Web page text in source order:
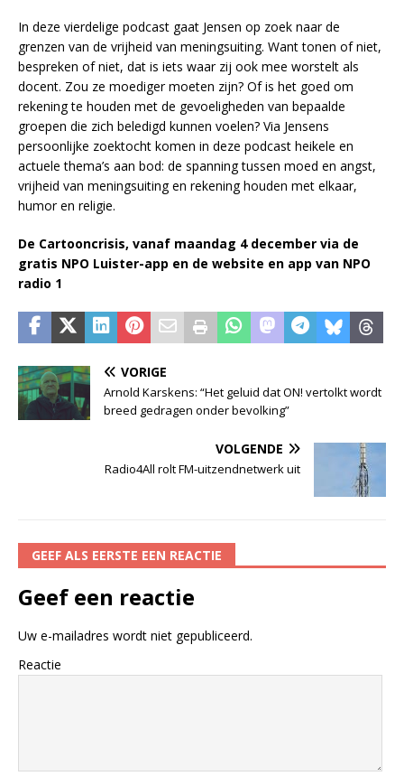
In deze vierdelige podcast gaat Jensen op zoek naar de
grenzen van de vrijheid van meningsuiting. Want tonen of niet,
bespreken of niet, dat is iets waar zij ook mee worstelt als
docent. Zou ze moediger moeten zijn? Of is het goed om
rekening te houden met de gevoeligheden van bepaalde
groepen die zich beledigd kunnen voelen? Via Jensens
persoonlijke zoektocht komen in deze podcast heikele en
actuele thema’s aan bod: de spanning tussen moed en angst,
vrijheid van meningsuiting en rekening houden met elkaar,
humor en religie.
De Cartooncrisis, vanaf maandag 4 december via de
gratis NPO Luister-app en de website en app van NPO
radio 1
VORIGE
Arnold Karskens: “Het geluid dat ON! vertolkt wordt
breed gedragen onder bevolking”
VOLGENDE
Radio4All rolt FM-uitzendnetwerk uit
GEEF ALS EERSTE EEN REACTIE
Geef een reactie
Uw e-mailadres wordt niet gepubliceerd.
Reactie